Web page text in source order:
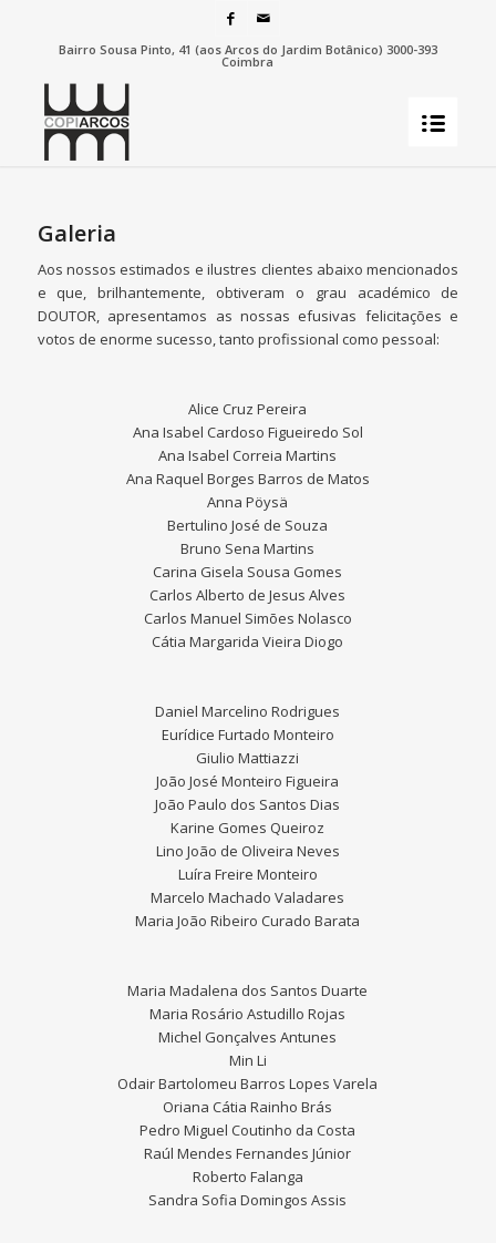
Bairro Sousa Pinto, 41 (aos Arcos do Jardim Botânico) 3000-393
Coimbra
Galeria
Aos nossos estimados e ilustres clientes abaixo mencionados
e que, brilhantemente, obtiveram o grau académico de
DOUTOR, apresentamos as nossas efusivas felicitações e
votos de enorme sucesso, tanto profissional como pessoal:
Alice Cruz Pereira
Ana Isabel Cardoso Figueiredo Sol
Ana Isabel Correia Martins
Ana Raquel Borges Barros de Matos
Anna Pöysä
Bertulino José de Souza
Bruno Sena Martins
Carina Gisela Sousa Gomes
Carlos Alberto de Jesus Alves
Carlos Manuel Simões Nolasco
Cátia Margarida Vieira Diogo
Daniel Marcelino Rodrigues
Eurídice Furtado Monteiro
Giulio Mattiazzi
João José Monteiro Figueira
João Paulo dos Santos Dias
Karine Gomes Queiroz
Lino João de Oliveira Neves
Luíra Freire Monteiro
Marcelo Machado Valadares
Maria João Ribeiro Curado Barata
Maria Madalena dos Santos Duarte
Maria Rosário Astudillo Rojas
Michel Gonçalves Antunes
Min Li
Odair Bartolomeu Barros Lopes Varela
Oriana Cátia Rainho Brás
Pedro Miguel Coutinho da Costa
Raúl Mendes Fernandes Júnior
Roberto Falanga
Sandra Sofia Domingos Assis